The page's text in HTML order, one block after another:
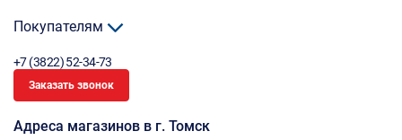
Покупателям
+7 (3822) 52-34-73
Заказать звонок
Адреса магазинов в г. Томск